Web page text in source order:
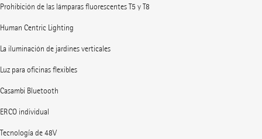
Prohibición de las lámparas fluorescentes T5 y T8
Human Centric Lighting
La iluminación de jardines verticales
Luz para oficinas flexibles
Casambi Bluetooth
ERCO individual
Tecnología de 48V